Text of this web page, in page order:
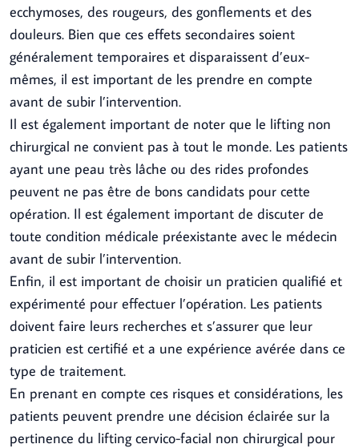
ecchymoses, des rougeurs, des gonflements et des
douleurs. Bien que ces effets secondaires soient
généralement temporaires et disparaissent d’eux-
mêmes, il est important de les prendre en compte
avant de subir l’intervention.
Il est également important de noter que le lifting non
chirurgical ne convient pas à tout le monde. Les patients
ayant une peau très lâche ou des rides profondes
peuvent ne pas être de bons candidats pour cette
opération. Il est également important de discuter de
toute condition médicale préexistante avec le médecin
avant de subir l’intervention.
Enfin, il est important de choisir un praticien qualifié et
expérimenté pour effectuer l’opération. Les patients
doivent faire leurs recherches et s’assurer que leur
praticien est certifié et a une expérience avérée dans ce
type de traitement.
En prenant en compte ces risques et considérations, les
patients peuvent prendre une décision éclairée sur la
pertinence du lifting cervico-facial non chirurgical pour